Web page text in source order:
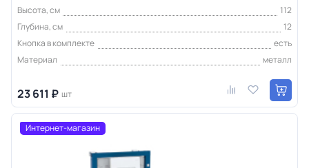
Высота, см
112
Глубина, см
12
Кнопка в комплекте
есть
Материал
металл
23 611 ₽ шт
Интернет-магазин